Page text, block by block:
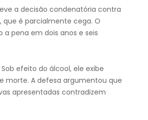
a decisão condenatória contra
é parcialmente cega. O
a pena em dois anos e seis
efeito do álcool, ele exibe
morte. A defesa argumentou que
apresentadas contradizem